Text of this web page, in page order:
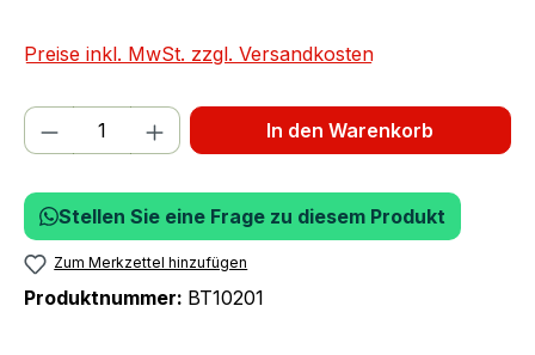
Preise inkl. MwSt. zzgl. Versandkosten
Produkt Anzahl: Gib den gewünschten
In den Warenkorb
Stellen Sie eine Frage zu diesem Produkt
Zum Merkzettel hinzufügen
Produktnummer: BT10201